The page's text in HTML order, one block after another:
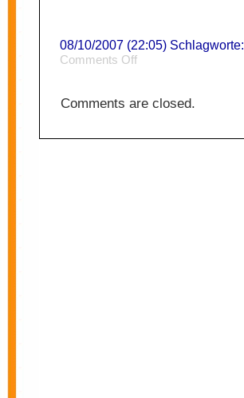
08/10/2007 (22:05) Schlagworte:
Comments Offon
Comments are closed.